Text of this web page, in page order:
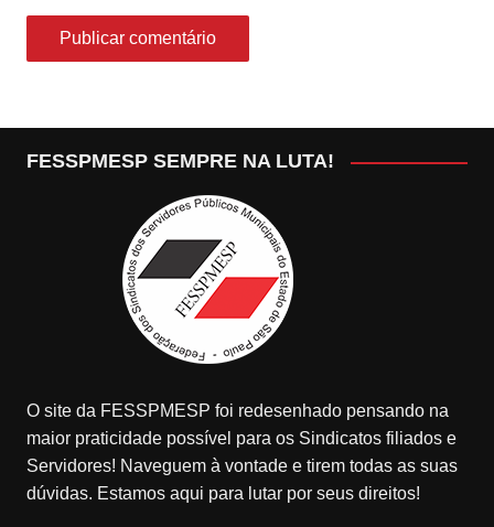
FESSPMESP SEMPRE NA LUTA!
O site da FESSPMESP foi redesenhado pensando na
maior praticidade possível para os Sindicatos filiados e
Servidores! Naveguem à vontade e tirem todas as suas
dúvidas. Estamos aqui para lutar por seus direitos!